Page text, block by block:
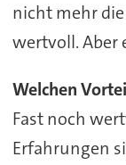
nicht mehr die
wertvoll. Aber
Welchen
Fast noch
Erfahrungen